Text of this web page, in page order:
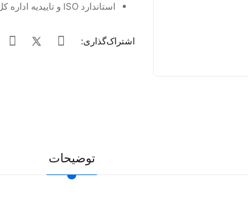
استاندارد ISO و تاییدیه اداره کل تجهیزات پزشکی
اشتراک‌گذاری:
توضیحات